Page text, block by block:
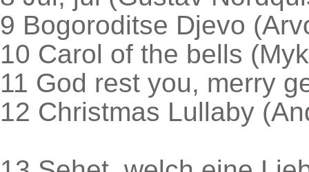
9 Bogoroditse Djevo
10 Carol of the bells
11 God rest you, merry
12 Christmas Lullaby